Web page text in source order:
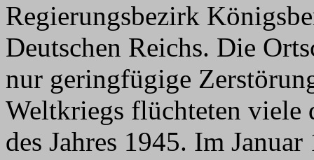
Regierungsbezirk
Deutschen Reichs. Die
nur geringfügige
Weltkriegs flüchteten viele
des Jahres 1945. Im